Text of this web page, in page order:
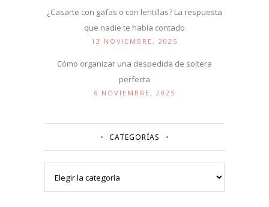
¿Casarte con gafas o con lentillas? La respuesta
que nadie te había contado
13 NOVIEMBRE, 2025
Cómo organizar una despedida de soltera
perfecta
6 NOVIEMBRE, 2025
CATEGORÍAS